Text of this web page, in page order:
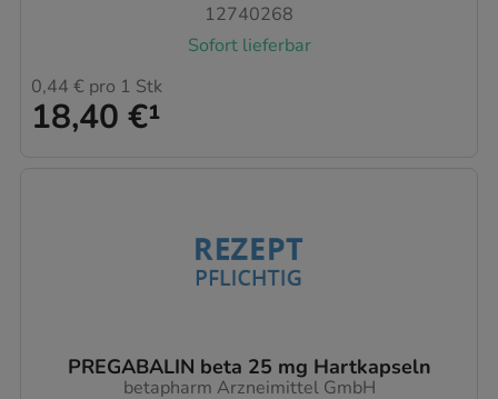
12740268
Sofort lieferbar
18,40 €¹
0,44 € pro 1 Stk
PREGABALIN beta 25 mg Hartkapseln
betapharm Arzneimittel GmbH